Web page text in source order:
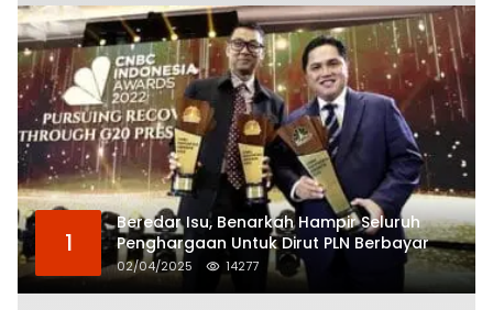
1
Beredar Isu, Benarkah Hampir Seluruh
Penghargaan Untuk Dirut PLN Berbayar
02/04/2025 14277